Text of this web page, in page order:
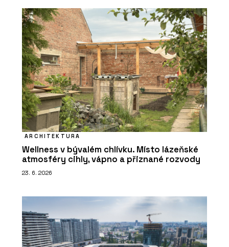
ARCHITEKTURA
Wellness v bývalém chlívku. Místo lázeňské
atmosféry cihly, vápno a přiznané rozvody
23. 6. 2026